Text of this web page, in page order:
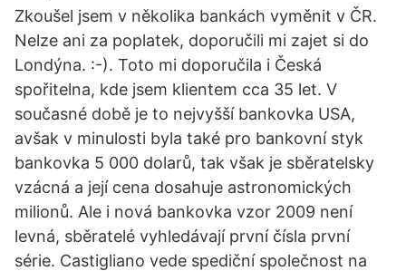
Zkoušel jsem v několika bankách vyměnit v ČR.
Nelze ani za poplatek, doporučili mi zajet si do
Londýna. :-). Toto mi doporučila i Česká
spořitelna, kde jsem klientem cca 35 let. V
současné době je to nejvyšší bankovka USA,
avšak v minulosti byla také pro bankovní styk
bankovka 5 000 dolarů, tak však je sběratelsky
vzácná a její cena dosahuje astronomických
milionů. Ale i nová bankovka vzor 2009 není
levná, sběratelé vyhledávají první čísla první
série. Castigliano vede spediční společnost na